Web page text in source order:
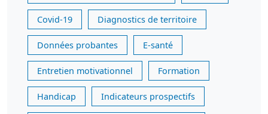
Covid-19 Diagnostics de territoire
Données probantes E-santé
Entretien motivationnel Formation
Handicap Indicateurs prospectifs